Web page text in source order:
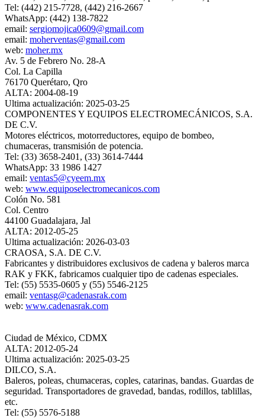
Tel: (442) 215-7728, (442) 216-2667
WhatsApp: (442) 138-7822
email: sergiomojica0609@gmail.com
email: moherventas@gmail.com
web: moher.mx
Av. 5 de Febrero No. 28-A
Col. La Capilla
76170 Querétaro, Qro
ALTA: 2004-08-19
Ultima actualización: 2025-03-25
COMPONENTES Y EQUIPOS ELECTROMECÁNICOS, S.A.
DE C.V.
Motores eléctricos, motorreductores, equipo de bombeo,
chumaceras, transmisión de potencia.
Tel: (33) 3658-2401, (33) 3614-7444
WhatsApp: 33 1986 1427
email: ventas5@cyeem.mx
web: www.equiposelectromecanicos.com
Colón No. 581
Col. Centro
44100 Guadalajara, Jal
ALTA: 2012-05-25
Ultima actualización: 2026-03-03
CRAOSA, S.A. DE C.V.
Fabricantes y distribuidores exclusivos de cadena y baleros marca
RAK y FKK, fabricamos cualquier tipo de cadenas especiales.
Tel: (55) 5535-0605 y (55) 5546-2125
email: ventasg@cadenasrak.com
web: www.cadenasrak.com
Ciudad de México, CDMX
ALTA: 2012-05-24
Ultima actualización: 2025-03-25
DILCO, S.A.
Baleros, poleas, chumaceras, coples, catarinas, bandas. Guardas de
seguridad. Transportadores de gravedad, bandas, rodillos, tablillas,
etc.
Tel: (55) 5576-5188